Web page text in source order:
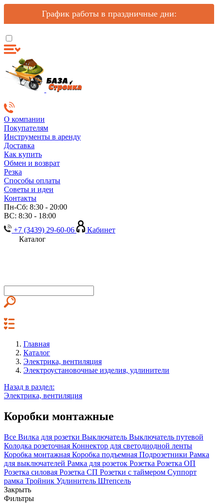
График работы в праздничные дни:
О компании
Покупателям
Инструменты в аренду
Доставка
Как купить
Обмен и возврат
Резка
Способы оплаты
Советы и идеи
Контакты
Пн-Сб: 8:30 - 20:00
ВС: 8:30 - 18:00
+7 (3439) 29-60-06
Кабинет
Каталог
Главная
Каталог
Электрика, вентиляция
Электроустановочные изделия, удлинители
Назад в раздел:
Электрика, вентиляция
Коробки монтажные
Все Вилка для розетки Выключатель Выключатель путевой
Колодка розеточная Коннектор для светодиодной ленты
Коробка монтажная Коробка подъемная Подрозетники Рамка
для выключателей Рамка для розеток Розетка Розетка ОП
Розетка силовая Розетка СП Розетки с таймером Суппорт
рамка Тройник Удлинитель Штепсель
Закрыть
Фильтры